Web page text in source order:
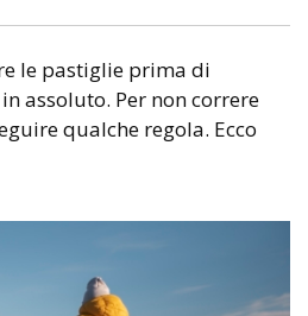
le pastiglie prima di
assoluto. Per non correre
qualche regola. Ecco